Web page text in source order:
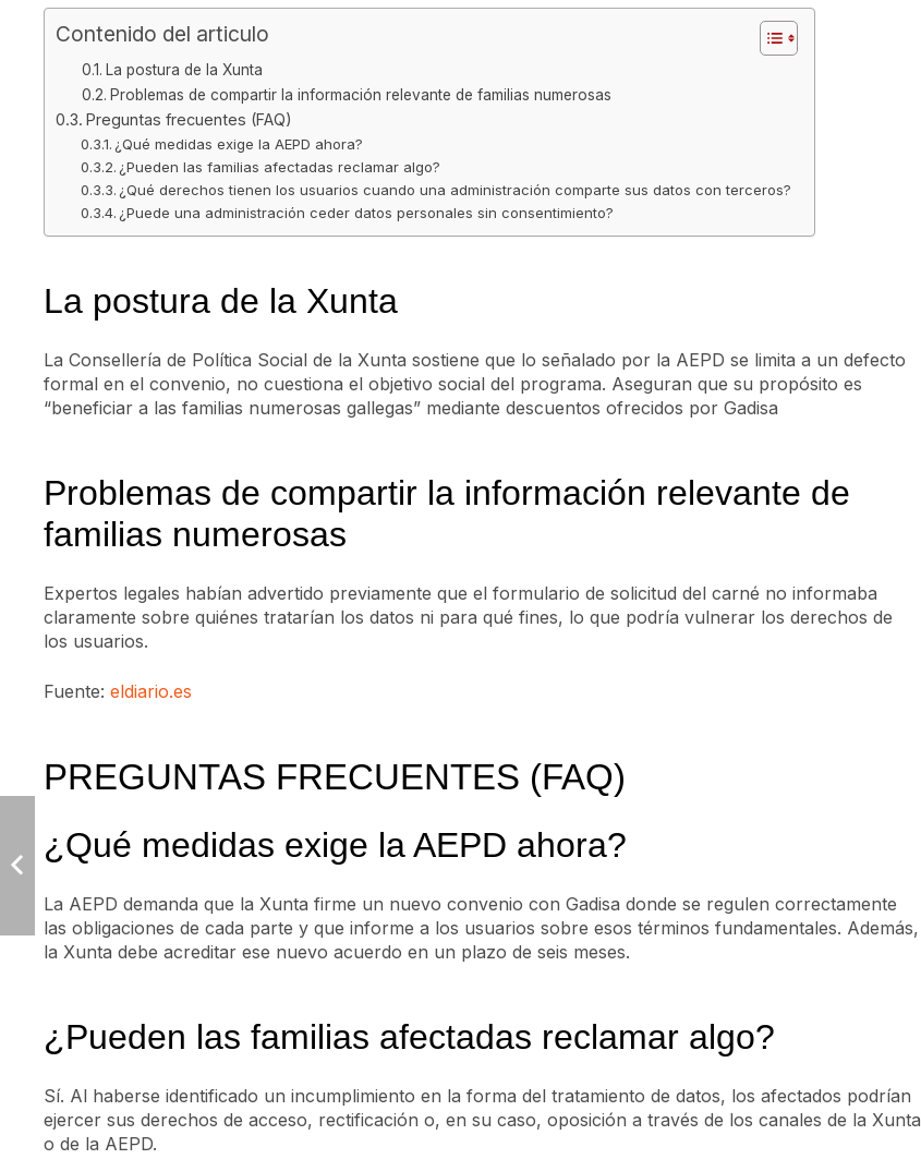
Contenido del articulo
La postura de la Xunta
Problemas de compartir la información relevante de familias numerosas
Preguntas frecuentes (FAQ)
¿Qué medidas exige la AEPD ahora?
¿Pueden las familias afectadas reclamar algo?
¿Qué derechos tienen los usuarios cuando una administración comparte sus datos con terceros?
¿Puede una administración ceder datos personales sin consentimiento?
La postura de la Xunta
La Consellería de Política Social de la Xunta sostiene que lo señalado por la AEPD se limita a un defecto
formal en el convenio, no cuestiona el objetivo social del programa. Aseguran que su propósito es
“beneficiar a las familias numerosas gallegas” mediante descuentos ofrecidos por Gadisa
Problemas de compartir la información relevante de
familias numerosas
Expertos legales habían advertido previamente que el formulario de solicitud del carné no informaba
claramente sobre quiénes tratarían los datos ni para qué fines, lo que podría vulnerar los derechos de
los usuarios.
Fuente: eldiario.es
PREGUNTAS FRECUENTES (FAQ)
¿Qué medidas exige la AEPD ahora?
La AEPD demanda que la Xunta firme un nuevo convenio con Gadisa donde se regulen correctamente
las obligaciones de cada parte y que informe a los usuarios sobre esos términos fundamentales. Además,
la Xunta debe acreditar ese nuevo acuerdo en un plazo de seis meses.
¿Pueden las familias afectadas reclamar algo?
Sí. Al haberse identificado un incumplimiento en la forma del tratamiento de datos, los afectados podrían
ejercer sus derechos de acceso, rectificación o, en su caso, oposición a través de los canales de la Xunta
o de la AEPD.